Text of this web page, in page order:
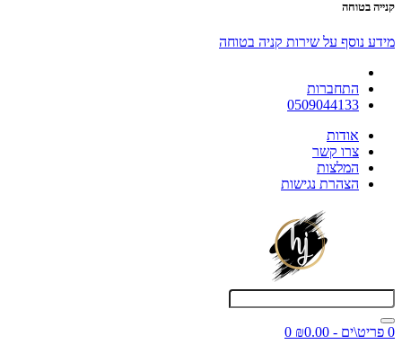
קנייה בטוחה
מידע נוסף על שירות קניה בטוחה
התחברות
0509044133
אודות
צרו קשר
המלצות
הצהרת נגישות
0 פריט\ים - ₪0.00
0